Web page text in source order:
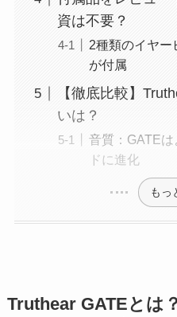
資は不要？
2種類のイヤー
が付属
【徹底比較】
いは？
音質：GATE
ドに進化
もっ
Truthear GATEとは